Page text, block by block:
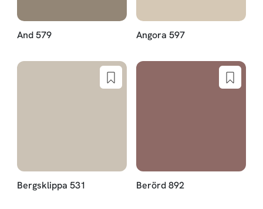
And 579 Angora 597
Bergsklippa 531 Berörd 892